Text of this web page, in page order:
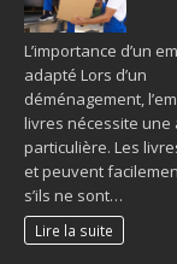
L’importance d’un
adapté Lors d’un
déménagement,
livres nécessite une
particulière. Les
et peuvent
s’ils ne sont…
Lire la suite